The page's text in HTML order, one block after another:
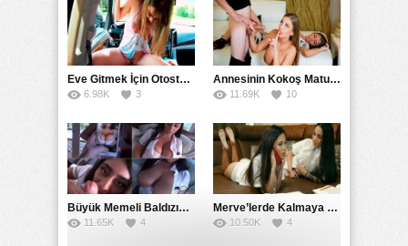
Eve Gitmek İçin Otostop Çeken Üniversiteli Bedelini Ödedi
6.98K 3
Annesinin Kokoş Mature Arkadaşı Tarafından Saksoya Uğradı
11.69K 10
Büyük Memeli Baldızının Takipçilerinin Çoğalması İçin Yardım Etti
11.65K 4
Merve’lerde Kalmaya Gelen Liseli Kız Fanteziyi Dibine Verdirdi
10.50K 4